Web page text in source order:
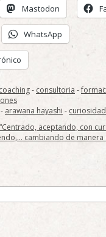
Mastodon
WhatsApp
coaching- consultoria -
- arawana hayashi - curiosidad
aceptando, con
cambiando de manera